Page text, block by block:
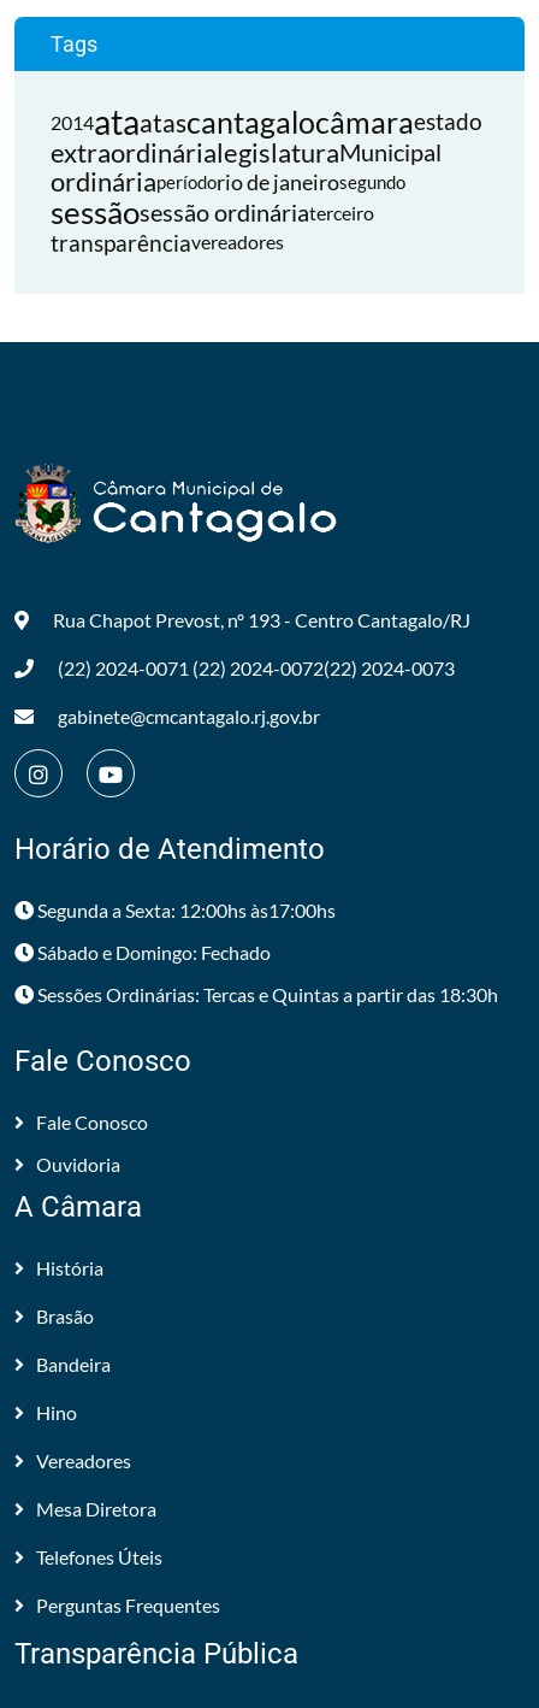
Tags
2014ataatascantagalocâmaraestado
extraordinárialegislaturaMunicipal
ordináriaperíodorio de janeirosegundo
sessãosessão ordináriaterceiro
transparênciavereadores
Rua Chapot Prevost, nº 193 - CentroCantagalo/RJ
(22) 2024-0071 (22) 2024-0072(22) 2024-0073
gabinete@cmcantagalo.rj.gov.br
Horário de Atendimento
Segunda a Sexta: 12:00hs às17:00hs
Sábado e Domingo: Fechado
Sessões Ordinárias: Tercas e Quintas a partir das 18:30h
Fale Conosco
Fale Conosco
Ouvidoria
A Câmara
História
Brasão
Bandeira
Hino
Vereadores
Mesa Diretora
Telefones Úteis
Perguntas Frequentes
Transparência Pública